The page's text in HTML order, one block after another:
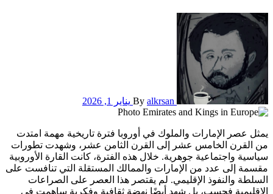
By alkrsan يناير 1, 2026
يمثل عصر الإمارات والملوك في أوروبا فترة تاريخية مهمة امتدت
من القرن الخامس عشر إلى القرن الثامن عشر، وشهدت تطورات
سياسية واجتماعية جوهرية. خلال هذه الفترة، كانت القارة الأوروبية
مقسمة إلى عدد من الإمارات والممالك المستقلة التي تنافست على
السلطة والنفوذ الإقليمي. لم يقتصر هذا العصر على الصراعات
الإقليمية فحسب، بل شهد أيضًا نهضة ثقافية وفكرية ساهمت في